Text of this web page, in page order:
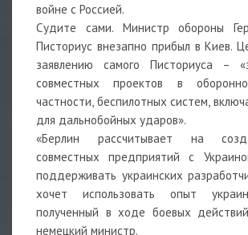
войне с Россией.
Судите сами. Министр обороны
Писториус внезапно прибыл в Киев.
заявлению самого Писториуса –
совместных проектов в
частности, беспилотных систем,
для дальнобойных ударов».
«Берлин рассчитывает на
совместных предприятий с
поддерживать украинских
хочет использовать опыт
полученный в ходе боевых
немецкий министр.